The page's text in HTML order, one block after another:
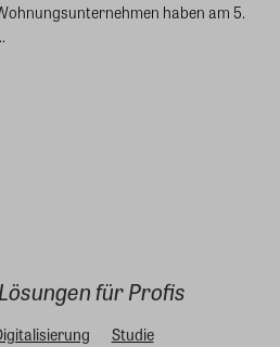
haben am 5.
für Profis
Studie